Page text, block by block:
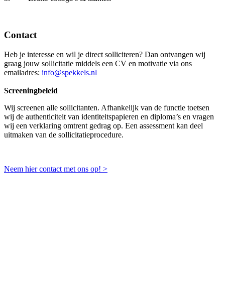
Contact
Heb je interesse en wil je direct solliciteren? Dan ontvangen wij
graag jouw sollicitatie middels een CV en motivatie via ons
emailadres: info@spekkels.nl
Screeningbeleid
Wij screenen alle sollicitanten. Afhankelijk van de functie toetsen
wij de authenticiteit van identiteitspapieren en diploma’s en vragen
wij een verklaring omtrent gedrag op. Een assessment kan deel
uitmaken van de sollicitatieprocedure.
Neem hier contact met ons op! >